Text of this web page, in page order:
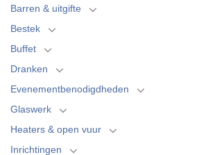
Barren & uitgifte
Bestek
Buffet
Dranken
Evenementbenodigdheden
Glaswerk
Heaters & open vuur
Inrichtingen